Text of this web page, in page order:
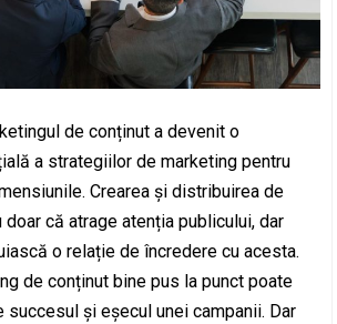
de conținut a devenit o
a strategiilor de marketing pentru
Crearea și distribuirea de
că atrage atenția publicului, dar
o relație de încredere cu acesta.
de conținut bine pus la punct poate
și eșecul unei campanii. Dar